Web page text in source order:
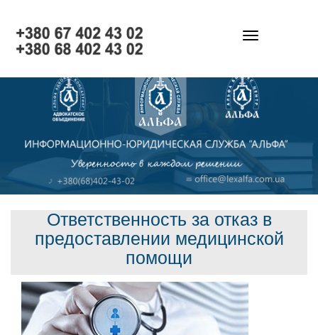
Toggle
Ответственность за отказ в
предоставлении медицинской
помощи